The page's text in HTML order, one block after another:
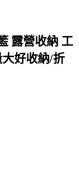
露營收納 工
好收納/折